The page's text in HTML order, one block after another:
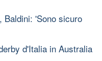
Baldini: 'Sono sicuro
d'Italia in Australia